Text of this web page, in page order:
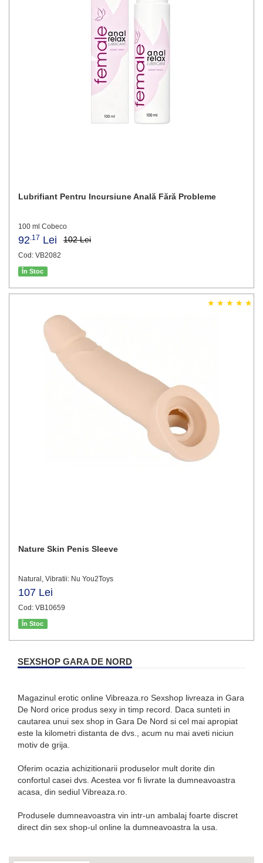
Lubrifiant Pentru Incursiune Anală Fără Probleme
100 ml Cobeco
92 .17 Lei 102 Lei
Cod: VB2082
În Stoc
Nature Skin Penis Sleeve
Natural, Vibratii: Nu You2Toys
107 Lei
Cod: VB10659
În Stoc
SEXSHOP GARA DE NORD
Magazinul erotic online Vibreaza.ro Sexshop livreaza in Gara
De Nord orice produs sexy in timp record. Daca sunteti in
cautarea unui sex shop in Gara De Nord si cel mai apropiat
este la kilometri distanta de dvs., acum nu mai aveti niciun
motiv de grija.
Oferim ocazia achizitionarii produselor mult dorite din
confortul casei dvs. Acestea vor fi livrate la dumneavoastra
acasa, din sediul Vibreaza.ro.
Produsele dumneavoastra vin intr-un ambalaj foarte discret
direct din sex shop-ul online la dumneavoastra la usa.